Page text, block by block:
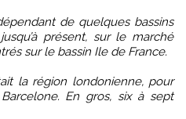
de quelques bassins
présent, sur le marché
sur le bassin Ile de France.
la région londonienne, pour
Barcelone. En gros, six à sept